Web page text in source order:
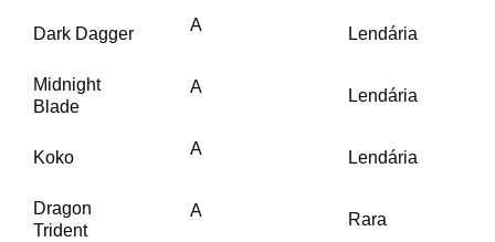
Dark Dagger A Lendária
Midnight
Blade
A Lendária
Koko A Lendária
Dragon
Trident
A Rara